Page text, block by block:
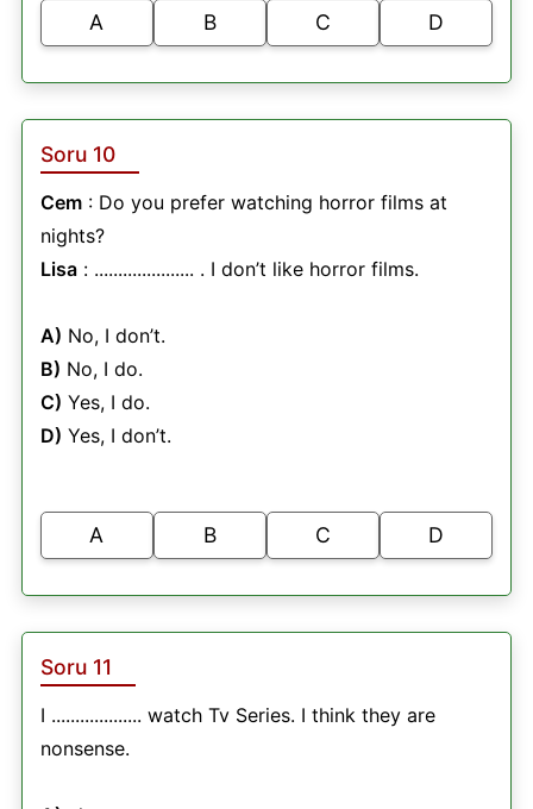
A B C D
Soru 10
Cem: Do you prefer watching horror films at
nights?
Lisa: ..................... . I don’t like horror films.
A) No, I don’t.
B) No, I do.
C) Yes, I do.
D) Yes, I don’t.
A B C D
Soru 11
I ................... watch Tv Series. I think they are
nonsense.